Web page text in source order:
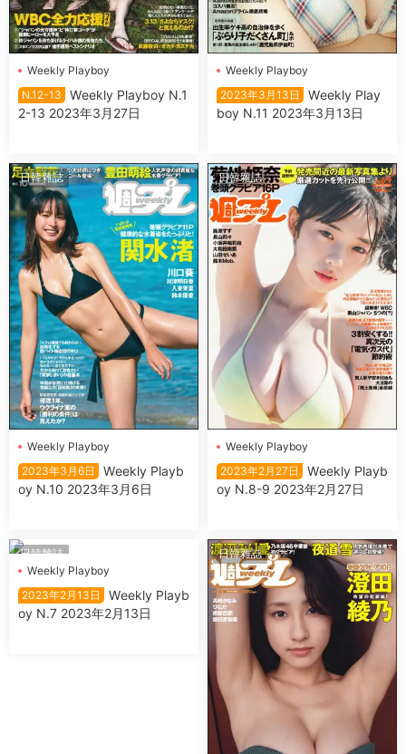
Wеekly Plаyboy
N.12-13
Wеekly Plаyboy N.1
2-13 2023年3月27日
Wеekly Plаyboy
2023年3月13日
Wеekly Plаy
boy N.11 2023年3月13日
日韓雜誌
Wеekly Plаyboy
2023年3月6日
Wеekly Plаyb
oy N.10 2023年3月6日
日韓雜誌
Wеekly Plаyboy
2023年2月27日
Wеekly Plаyb
oy N.8-9 2023年2月27日
日韓雜誌
Wеekly Plаyboy
2023年2月13日
Wеekly Plаyb
oy N.7 2023年2月13日
日韓雜誌